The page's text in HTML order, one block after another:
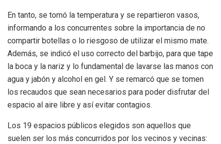
En tanto, se tomó la temperatura y se repartieron vasos,
informando a los concurrentes sobre la importancia de no
compartir botellas o lo riesgoso de utilizar el mismo mate.
Además, se indicó el uso correcto del barbijo, para que tape
la boca y la nariz y lo fundamental de lavarse las manos con
agua y jabón y alcohol en gel. Y se remarcó que se tomen
los recaudos que sean necesarios para poder disfrutar del
espacio al aire libre y así evitar contagios.
Los 19 espacios públicos elegidos son aquellos que
suelen ser los más concurridos por los vecinos y vecinas: